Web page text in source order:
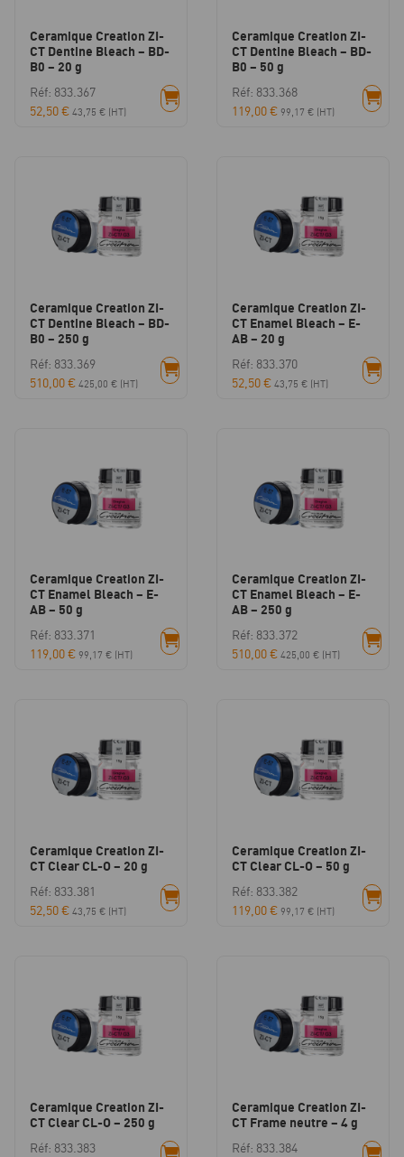
Ceramique Creation ZI-
CT Dentine Bleach – BD-
B0 – 20 g
Réf: 833.367
52,50€ 43,75 € (HT)
Ceramique Creation ZI-
CT Dentine Bleach – BD-
B0 – 50 g
Réf: 833.368
119,00€ 99,17 € (HT)
Ceramique Creation ZI-
CT Dentine Bleach – BD-
B0 – 250 g
Réf: 833.369
510,00€ 425,00 € (HT)
Ceramique Creation ZI-
CT Enamel Bleach – E-
AB – 20 g
Réf: 833.370
52,50€ 43,75 € (HT)
Ceramique Creation ZI-
CT Enamel Bleach – E-
AB – 50 g
Réf: 833.371
119,00€ 99,17 € (HT)
Ceramique Creation ZI-
CT Enamel Bleach – E-
AB – 250 g
Réf: 833.372
510,00€ 425,00 € (HT)
Ceramique Creation ZI-
CT Clear CL-O – 20 g
Réf: 833.381
52,50€ 43,75 € (HT)
Ceramique Creation ZI-
CT Clear CL-O – 50 g
Réf: 833.382
119,00€ 99,17 € (HT)
Ceramique Creation ZI-
CT Clear CL-O – 250 g
Réf: 833.383
Ceramique Creation ZI-
CT Frame neutre – 4 g
Réf: 833.384